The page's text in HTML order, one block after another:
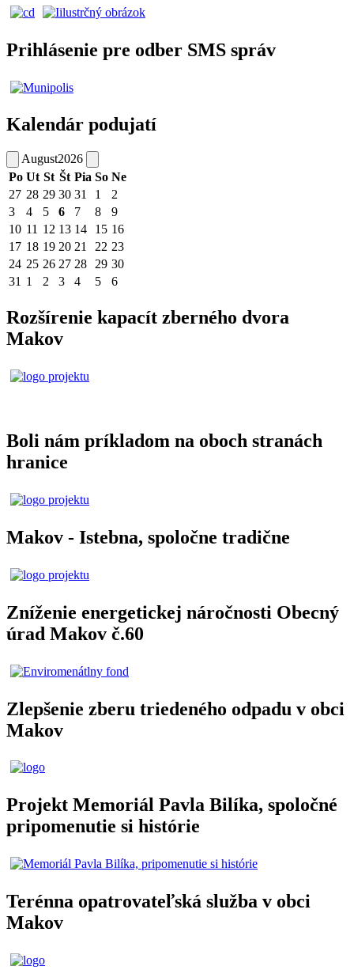
Prihlásenie pre odber SMS správ
Kalendár podujatí
August2026
Po Ut St Št Pia So Ne
27 28 29 30 31 1
2
3
4 5 6 7 8
9
10 11 12 13 14 15 16
17 18 19 20 21 22 23
24 25 26 27 28 29 30
31 1 2 3 4 5 6
Rozšírenie kapacít zberného dvora
Makov
Boli nám príkladom na oboch stranách
hranice
Makov - Istebna, spoločne tradične
Zníženie energetickej náročnosti Obecný
úrad Makov č.60
Zlepšenie zberu triedeného odpadu v obci
Makov
Projekt Memoriál Pavla Bilíka, spoločné
pripomenutie si histórie
Terénna opatrovateľská služba v obci
Makov